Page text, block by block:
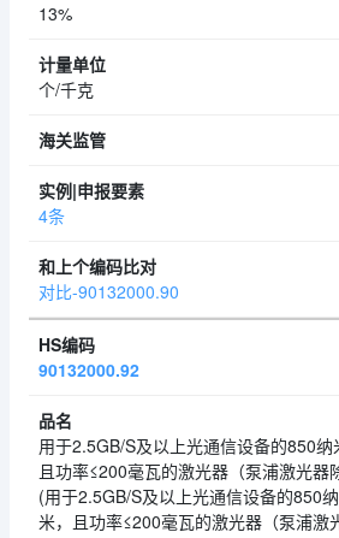
13%
个/千克
4条
对比-90132000.90
90132000.92
用于2.5GB/S及以上光通信设备的850纳
且功率≤200毫瓦的激光器（泵浦激光器
(用于2.5GB/S及以上光通信设备的850
米，且功率≤200毫瓦的激光器（泵浦激